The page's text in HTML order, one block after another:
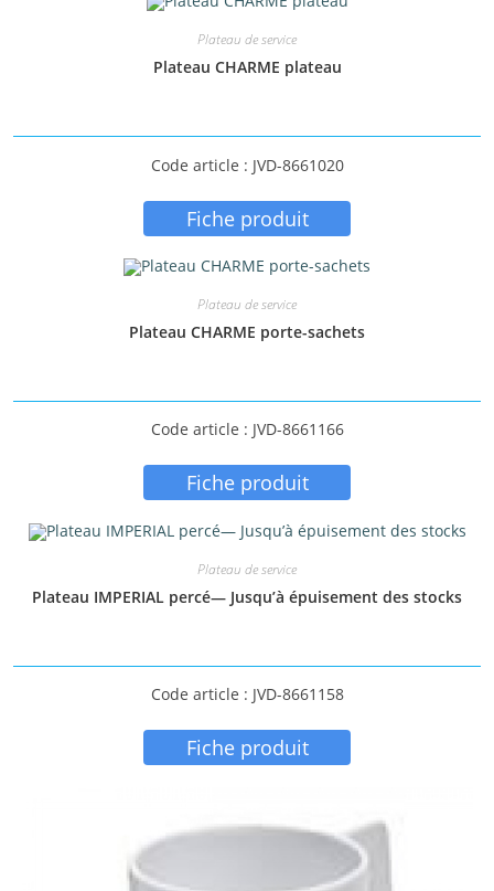
Étiquettes produit
Plateau de service
Plateau CHARME plateau
Code article : JVD-8661020
Fiche produit
Plateau de service
Plateau CHARME porte-sachets
Code article : JVD-8661166
Fiche produit
Plateau de service
Plateau IMPERIAL percé— Jusqu’à épuisement des stocks
Code article : JVD-8661158
Fiche produit